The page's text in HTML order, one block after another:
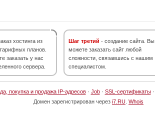
хостинга из
планов.
заказать у нас
сервера.
Шаг третий - создание сайта. Вы
можете заказать сайт любой
сложности, связавшись с нашим
специалистом.
покупка и продажа IP-адресов· Job· SSL-сертификаты·
Домен зарегистрирован через i7.RU Whois